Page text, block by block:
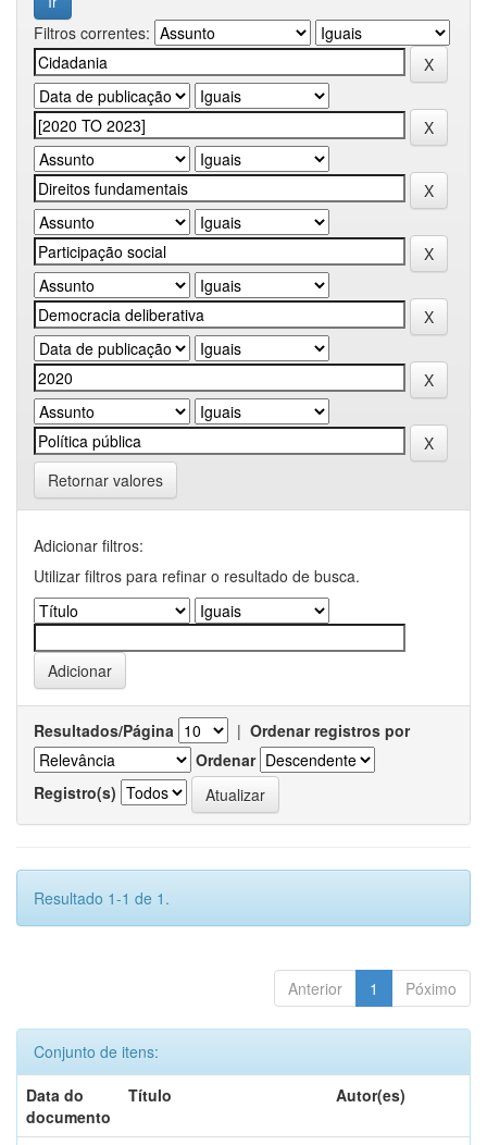
Filtros correntes:
Retornar valores
Adicionar filtros:
Utilizar filtros para refinar o resultado de busca.
Resultados/Página | Ordenar registros por
Ordenar
Registro(s)
Resultado 1-1 de 1.
Anterior 1 Póximo
Conjunto de itens:
Data do
documento
Título Autor(es)